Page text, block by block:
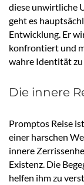
diese unwirtliche
geht es
Entwicklung. Er
konfrontiert und
wahre Identität
Die innere
Promptos Reise
einer harschen
innere
Existenz. Die
helfen ihm zu